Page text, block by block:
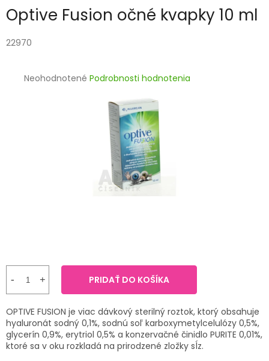
MINERÁLY
KOZMETIKA
TRÁVENIE
PRÍRODNÉ
LIEKY
VETERINA
Optive Fusion očné kvapky 10 ml
22970
Priemerné
Neohodnotené Podrobnosti hodnotenia
PRIDAŤ DO KOŠÍKA
OPTIVE FUSION je viac dávkový sterilný roztok, ktorý obsahuje
hyaluronát sodný 0,1%, sodnú soľ karboxymetylcelulózy 0,5%,
glycerín 0,9%, erytriol 0,5% a konzervačné činidlo PURITE 0,01%,
ktoré sa v oku rozkladá na prirodzené zložky sĺz.